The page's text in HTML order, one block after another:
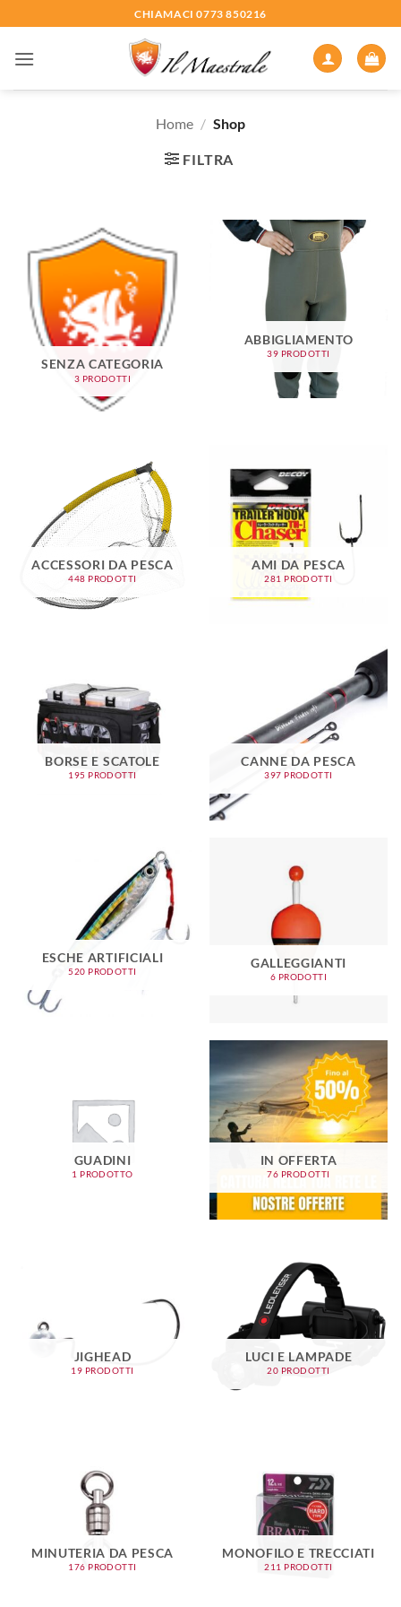
ai
contenuti
CHIAMACI 0773 850216
Home / Shop
FILTRA
SENZA CATEGORIA
3 PRODOTTI
ABBIGLIAMENTO
39 PRODOTTI
ACCESSORI DA PESCA
448 PRODOTTI
AMI DA PESCA
281 PRODOTTI
BORSE E SCATOLE
195 PRODOTTI
CANNE DA PESCA
397 PRODOTTI
ESCHE ARTIFICIALI
520 PRODOTTI
GALLEGGIANTI
6 PRODOTTI
GUADINI
1 PRODOTTO
IN OFFERTA
76 PRODOTTI
JIGHEAD
19 PRODOTTI
LUCI E LAMPADE
20 PRODOTTI
MINUTERIA DA PESCA
176 PRODOTTI
MONOFILO E TRECCIATI
211 PRODOTTI